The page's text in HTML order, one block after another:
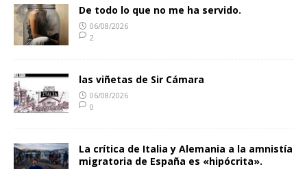
De todo lo que no me ha servido.
06/08/2026
2
las viñetas de Sir Cámara
06/08/2026
0
La crítica de Italia y Alemania a la amnistía
migratoria de España es «hipócrita».